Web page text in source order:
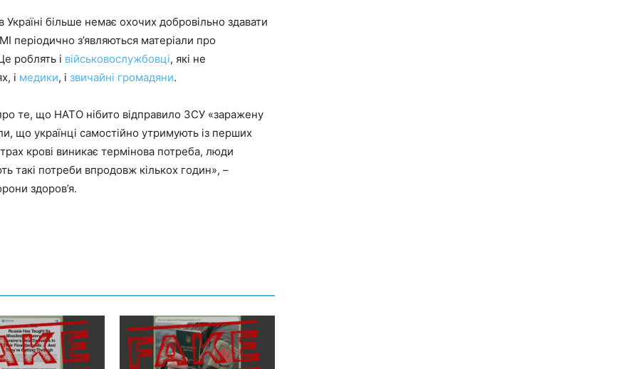
більше немає охочих добровільно здавати
періодично з’являються матеріали про
роблять і військовослужбовці, які не
і медики, і звичайні громадяни.
те, що НАТО нібито відправило ЗСУ «заражену
що українці самостійно утримують із перших
крові виникає термінова потреба, люди
такі потреби впродовж кількох годин», –
здоров’я.